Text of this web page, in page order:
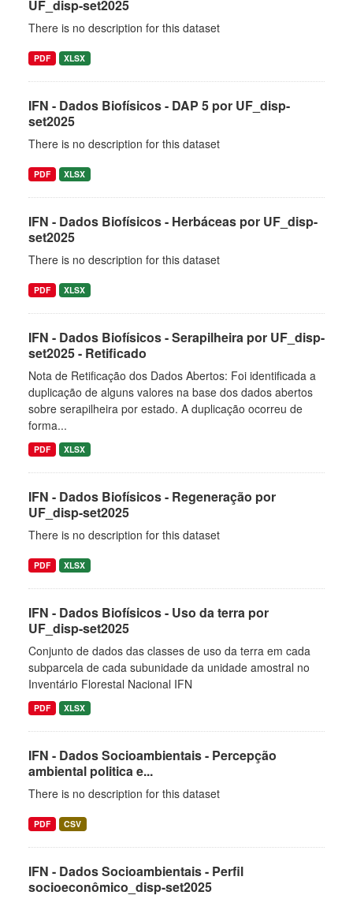
UF_disp-set2025
There is no description for this dataset
PDF XLSX
IFN - Dados Biofísicos - DAP 5 por UF_disp-
set2025
There is no description for this dataset
PDF XLSX
IFN - Dados Biofísicos - Herbáceas por UF_disp-
set2025
There is no description for this dataset
PDF XLSX
IFN - Dados Biofísicos - Serapilheira por UF_disp-
set2025 - Retificado
Nota de Retificação dos Dados Abertos: Foi identificada a
duplicação de alguns valores na base dos dados abertos
sobre serapilheira por estado. A duplicação ocorreu de
forma...
PDF XLSX
IFN - Dados Biofísicos - Regeneração por
UF_disp-set2025
There is no description for this dataset
PDF XLSX
IFN - Dados Biofísicos - Uso da terra por
UF_disp-set2025
Conjunto de dados das classes de uso da terra em cada
subparcela de cada subunidade da unidade amostral no
Inventário Florestal Nacional IFN
PDF XLSX
IFN - Dados Socioambientais - Percepção
ambiental politica e...
There is no description for this dataset
PDF CSV
IFN - Dados Socioambientais - Perfil
socioeconômico_disp-set2025